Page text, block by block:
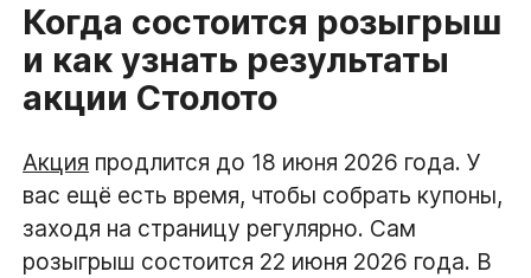
Когда состоится розыгрыш
и как узнать результаты
акции Столото
Акция продлится до 18 июня 2026 года. У
вас ещё есть время, чтобы собрать купоны,
заходя на страницу регулярно. Сам
розыгрыш состоится 22 июня 2026 года. В